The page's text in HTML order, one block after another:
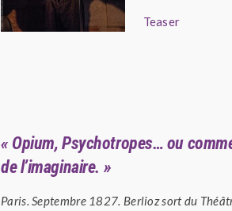
Teaser
« Opium, Psychotropes… ou
de l’imaginaire. »
Paris. Septembre 1827. Berlioz sort du